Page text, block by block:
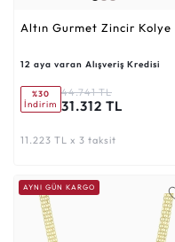
Altın Gurmet Zincir Kolye
12 aya varan Alışveriş Kredisi
%30
İndirim
44.741 TL
31.312 TL
11.223 TL x 3 taksit
AYNI GÜN KARGO